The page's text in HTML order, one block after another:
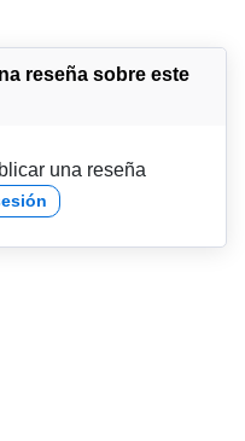
reseña sobre este
una reseña